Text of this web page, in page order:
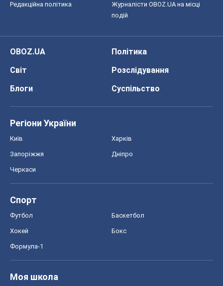
Редакційна політика
Журналісти OBOZ.UA на місці
подій
OBOZ.UA
Політика
Світ
Розслідування
Блоги
Суспільство
Регіони України
Київ Харків
Запоріжжя Дніпро
Черкаси
Спорт
Футбол Баскетбол
Хокей Бокс
Формула-1
Моя школа